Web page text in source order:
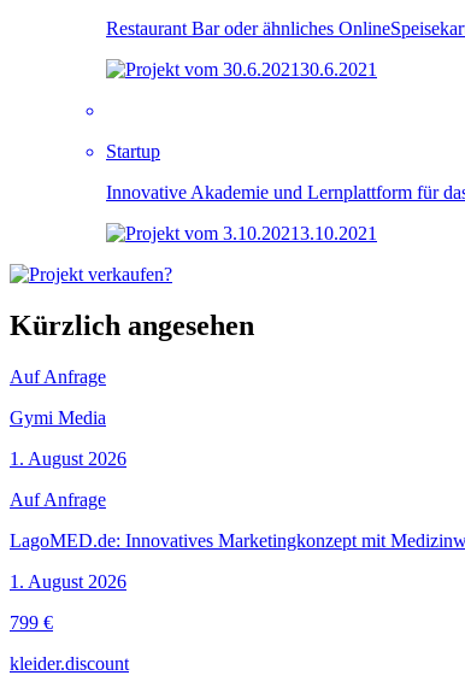
Restaurant Bar oder ähnliches
30.6.2021
Startup
Innovative Akademie und Lernplattform für
3.10.2021
Kürzlich angesehen
Auf Anfrage
Gymi Media
1. August 2026
Auf Anfrage
LagoMED.de: Innovatives Marketingkonzept mit
1. August 2026
799 €
kleider.discount